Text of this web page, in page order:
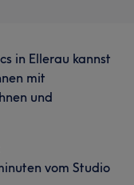
in Ellerau kannst
mit
und
vom Studio